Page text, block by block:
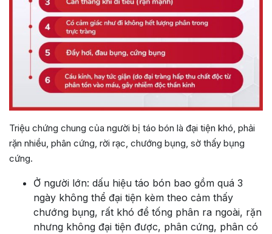
Triệu chứng chung của người bị táo bón là đại tiện khó, phải
rặn nhiều, phân cứng, rời rạc, chướng bụng, sờ thấy bụng
cứng.
Ở người lớn: dấu hiệu táo bón bao gồm quá 3
ngày không thể đại tiện kèm theo cảm thấy
chướng bụng, rất khó để tống phân ra ngoài, rặn
nhưng không đại tiện được, phân cứng, phân có